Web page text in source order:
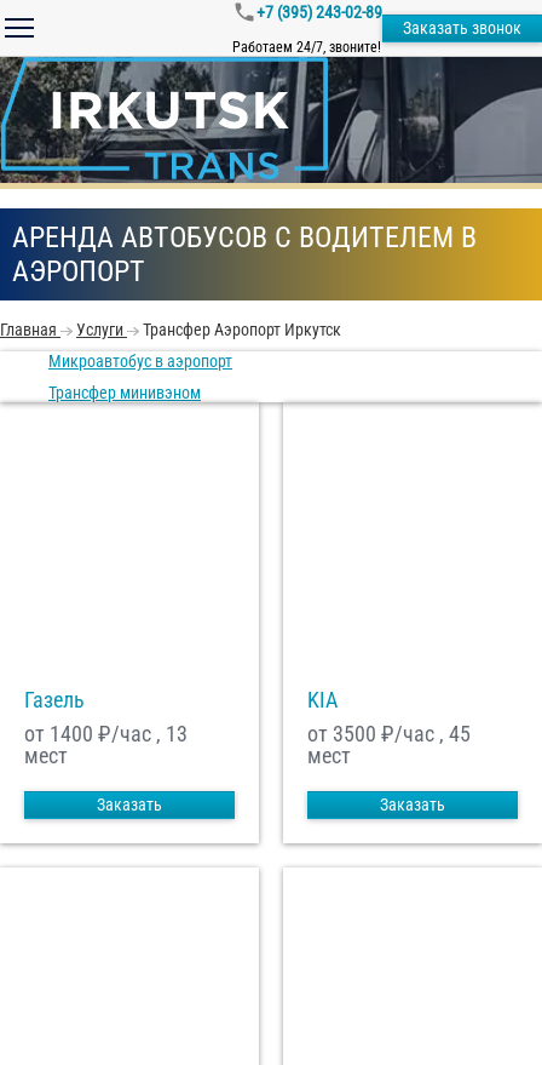
+7 (395) 243-02-89
Работаем 24/7, звоните!
Заказать звонок
АРЕНДА АВТОБУСОВ С ВОДИТЕЛЕМ В
АЭРОПОРТ
Главная Услуги
Трансфер Аэропорт Иркутск
Микроавтобус в аэропорт
Трансфер минивэном
Газель
от 1400 ₽/час , 13
мест
Заказать
KIA
от 3500 ₽/час , 45
мест
Заказать